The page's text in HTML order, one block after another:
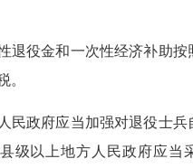
役金和一次性经济补助按
。
政府应当加强对退役士兵
级以上地方人民政府应当